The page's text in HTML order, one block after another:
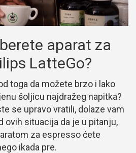
aparat za
LatteGo?
toga da možete brzo i lako
šoljicu najdražeg napitka?
se upravo vratili, dolaze vam
ovih situacija da je u pitanju,
za espresso ćete
ikada pre.